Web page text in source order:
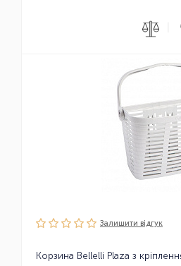
Залишити вiдгук
Корзина Bellelli Plaza з